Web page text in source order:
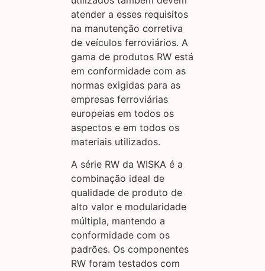
atender a esses requisitos
na manutenção corretiva
de veículos ferroviários. A
gama de produtos RW está
em conformidade com as
normas exigidas para as
empresas ferroviárias
europeias em todos os
aspectos e em todos os
materiais utilizados.
A série RW da WISKA é a
combinação ideal de
qualidade de produto de
alto valor e modularidade
múltipla, mantendo a
conformidade com os
padrões. Os componentes
RW foram testados com